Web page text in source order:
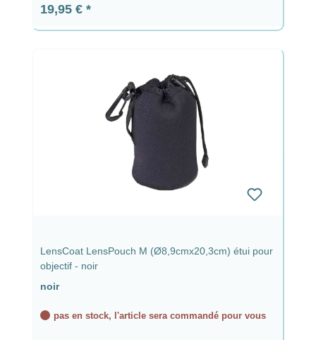
Prix régulier :
19,95 €
LensCoat LensPouch M (Ø8,9cmx20,3cm) étui pour
objectif - noir
noir
pas en stock, l'article sera commandé pour vous